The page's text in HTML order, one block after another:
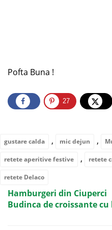
Pofta Buna !
27
gustare calda , mic dejun ,
retete aperitive festive , retete
retete Delaco
Hamburgeri din Ciuperci
Budinca de croissante cu